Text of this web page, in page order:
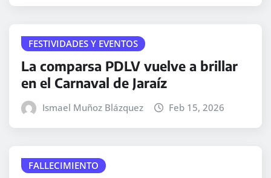
FESTIVIDADES Y EVENTOS
La comparsa PDLV vuelve a brillar
en el Carnaval de Jaraíz
Ismael Muñoz Blázquez Feb 15, 2026
FALLECIMIENTO